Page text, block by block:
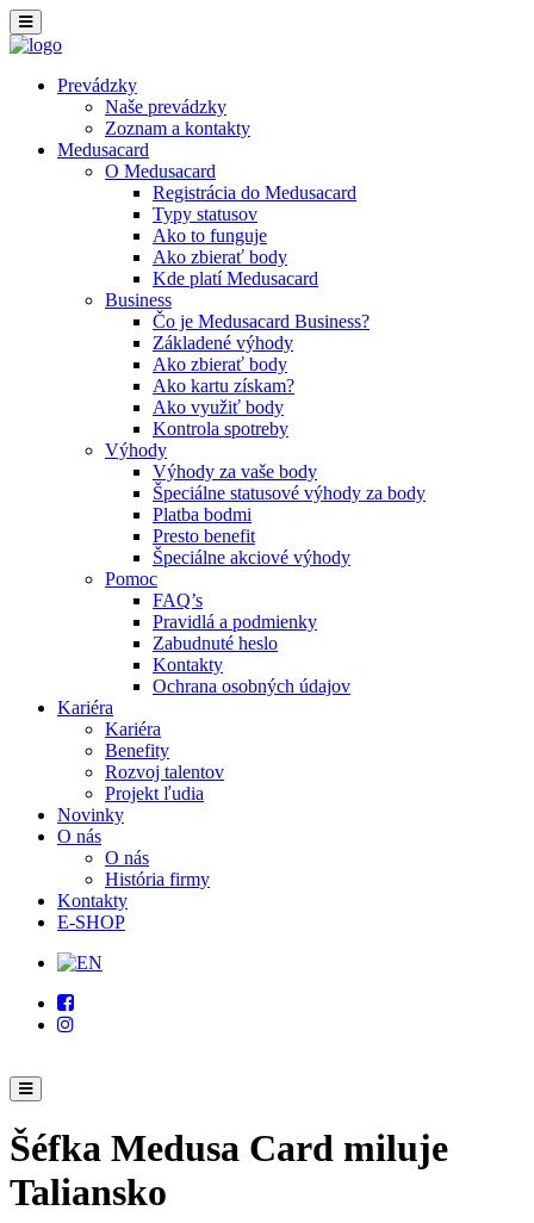
Prevádzky
Naše prevádzky
Zoznam a kontakty
Medusacard
O Medusacard
Registrácia do Medusacard
Typy statusov
Ako to funguje
Ako zbierať body
Kde platí Medusacard
Business
Čo je Medusacard Business?
Základené výhody
Ako zbierať body
Ako kartu získam?
Ako využiť body
Kontrola spotreby
Výhody
Výhody za vaše body
Špeciálne statusové výhody za body
Platba bodmi
Presto benefit
Špeciálne akciové výhody
Pomoc
FAQ’s
Pravidlá a podmienky
Zabudnuté heslo
Kontakty
Ochrana osobných údajov
Kariéra
Kariéra
Benefity
Rozvoj talentov
Projekt ľudia
Novinky
O nás
O nás
História firmy
Kontakty
E-SHOP
Šéfka Medusa Card miluje
Taliansko